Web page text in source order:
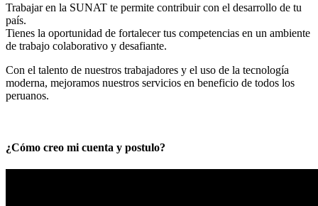
Trabajar en la SUNAT te permite contribuir con el desarrollo de tu
país.
Tienes la oportunidad de fortalecer tus competencias en un ambiente
de trabajo colaborativo y desafiante.
Con el talento de nuestros trabajadores y el uso de la tecnología
moderna, mejoramos nuestros servicios en beneficio de todos los
peruanos.
¿Cómo creo mi cuenta y postulo?